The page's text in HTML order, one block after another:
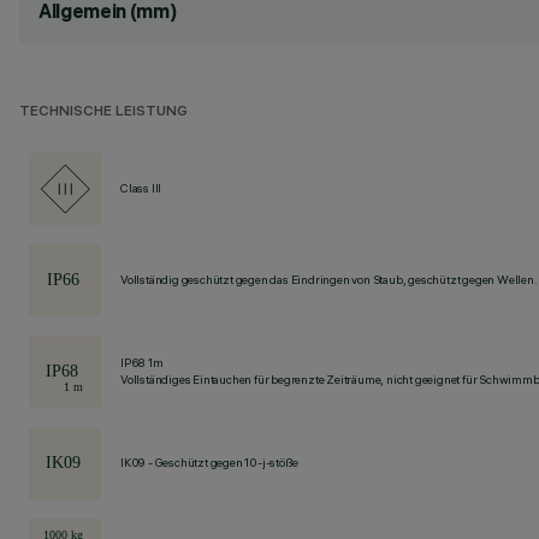
Allgemein (mm)
TECHNISCHE LEISTUNG
Class III
Vollständig geschützt gegen das Eindringen von Staub, geschützt gegen Wellen.
IP68 1m
Vollständiges Eintauchen für begrenzte Zeiträume, nicht geeignet für
IK09 - Geschützt gegen 10-j-stöße